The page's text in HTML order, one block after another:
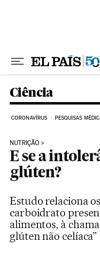
Ciência
CORONAVÍRUS PESQUISAS
NUTRIÇÃO
E se a
glúten?
Estudo relaciona
carboidrato
alimentos, à
glúten não celíaca”